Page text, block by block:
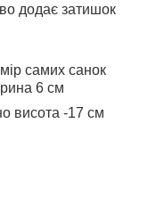
додає затишок
самих санок
6 см
висота -17 см